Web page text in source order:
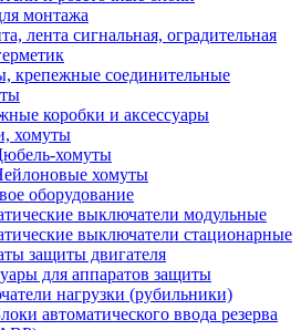
монтажа
лента сигнальная, оградительная
крепежные соединительные
коробки и аксессуары
хомуты
хомуты
хомуты
оборудование
выключатели модульные
выключатели стационарные
защиты двигателя
для аппаратов защиты
нагрузки (рубильники)
автоматического ввода резерва